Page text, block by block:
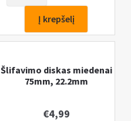
Pusrutulinis
medienos
šlifavimo
50
Į krepšelį
Šlifavimo diskas miedenai
75mm, 22.2mm
€4,99